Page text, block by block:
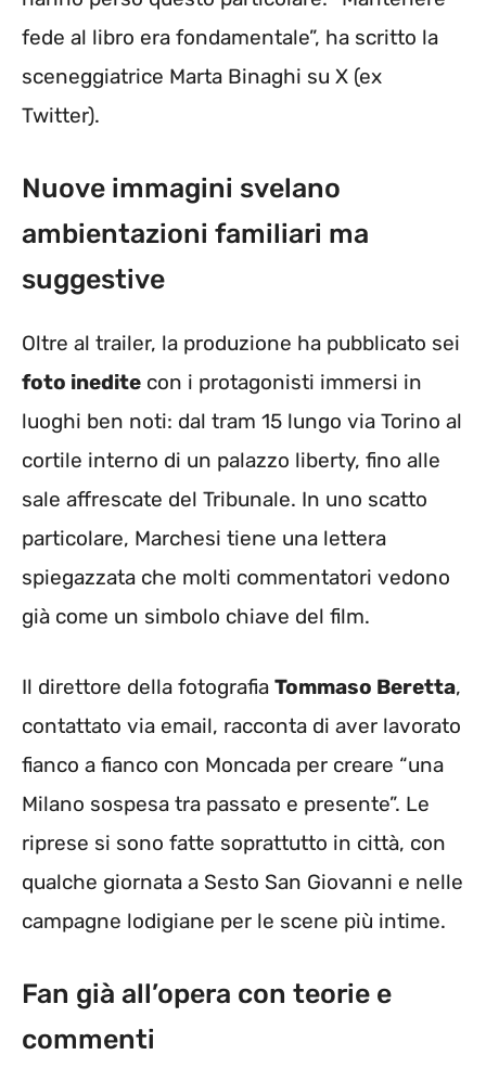
fede al libro era fondamentale”, ha scritto la
sceneggiatrice Marta Binaghi su X (ex
Twitter).
Nuove immagini svelano
ambientazioni familiari ma
suggestive
Oltre al trailer, la produzione ha pubblicato sei
foto inedite con i protagonisti immersi in
luoghi ben noti: dal tram 15 lungo via Torino al
cortile interno di un palazzo liberty, fino alle
sale affrescate del Tribunale. In uno scatto
particolare, Marchesi tiene una lettera
spiegazzata che molti commentatori vedono
già come un simbolo chiave del film.
Il direttore della fotografia Tommaso Beretta,
contattato via email, racconta di aver lavorato
fianco a fianco con Moncada per creare “una
Milano sospesa tra passato e presente”. Le
riprese si sono fatte soprattutto in città, con
qualche giornata a Sesto San Giovanni e nelle
campagne lodigiane per le scene più intime.
Fan già all’opera con teorie e
commenti